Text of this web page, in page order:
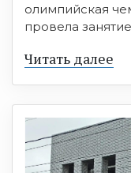
олимпийская
провела занятие
Читать далее